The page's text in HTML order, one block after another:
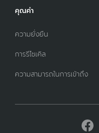
คุณค่า
ความยั่งยืน
การรีไซเคิล
ความสามารถในการเข้าถึง